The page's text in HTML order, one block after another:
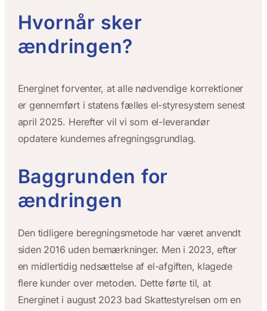
Hvornår sker
ændringen?
Energinet forventer, at alle nødvendige korrektioner
er gennemført i statens fælles el-styresystem senest
april 2025. Herefter vil vi som el-leverandør
opdatere kundernes afregningsgrundlag.
Baggrunden for
ændringen
Den tidligere beregningsmetode har været anvendt
siden 2016 uden bemærkninger. Men i 2023, efter
en midlertidig nedsættelse af el-afgiften, klagede
flere kunder over metoden. Dette førte til, at
Energinet i august 2023 bad Skattestyrelsen om en